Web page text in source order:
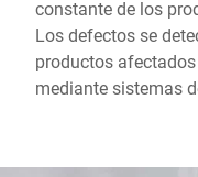
constante de los
Los defectos se
productos
mediante sistemas